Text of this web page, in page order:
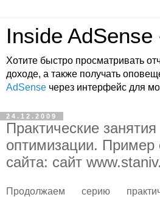
Inside
Хотите быстро просматривать
доходе, а также получать
AdSense через интерфейс для
24.12.2009
Практические
оптимизации. Пример
сайта: сайт
Продолжаем серию